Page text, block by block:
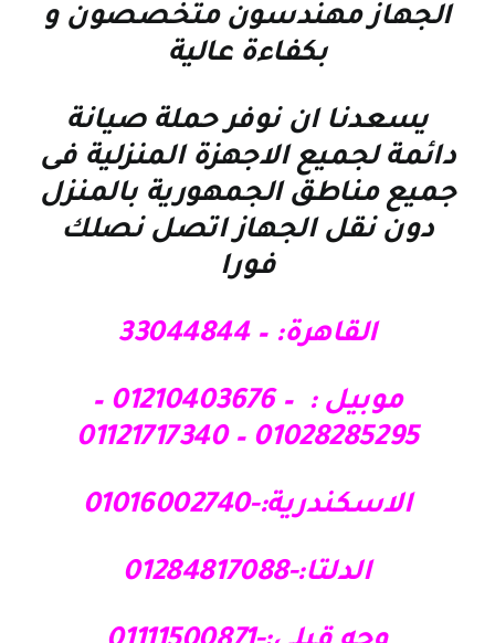
الجهاز مهندسون متخصصون و
بكفاءة عالية
يسعدنا ان نوفر حملة صيانة
دائمة لجميع الاجهزة المنزلية فى
جميع مناطق الجمهورية بالمنزل
دون نقل الجهاز اتصل نصلك
فورا
القاهرة: – 33044844
موبيل : – 01210403676 –
01028285295 – 01121717340
الاسكندرية:-01016002740
الدلتا:-01284817088